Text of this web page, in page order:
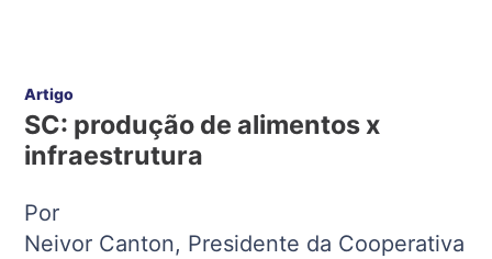
Artigo
SC: produção de alimentos x
infraestrutura
Por
Neivor Canton, Presidente da Cooperativa